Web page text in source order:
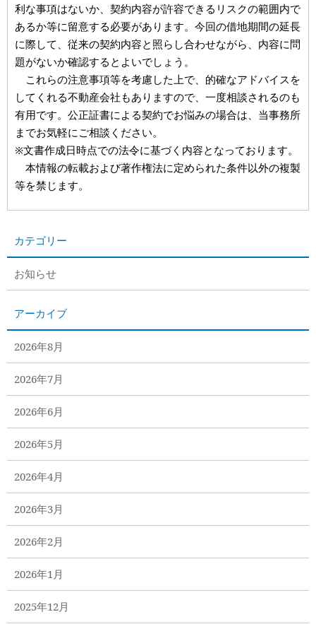
利な事項はないか、契約内容が許容できるリスクの範囲内で
あるか等に留意する必要があります。今回の借地期間の延長
に際して、従来の契約内容と照らし合わせながら、内容に問
題がないか確認するとよいでしょう。
これらの注意事項等を考慮した上で、的確なアドバイスを
してくれる不動産会社もありますので、一度相談されるのも
有用です。公正証書による契約でお悩みの場合は、当事務所
までお気軽にご相談ください。
※文書作成日時点での法令に基づく内容となっております。
本情報の転載および著作権法に定められた条件以外の複製
等を禁じます。
カテゴリー
お知らせ
アーカイブ
2026年8月
2026年7月
2026年6月
2026年5月
2026年4月
2026年3月
2026年2月
2026年1月
2025年12月